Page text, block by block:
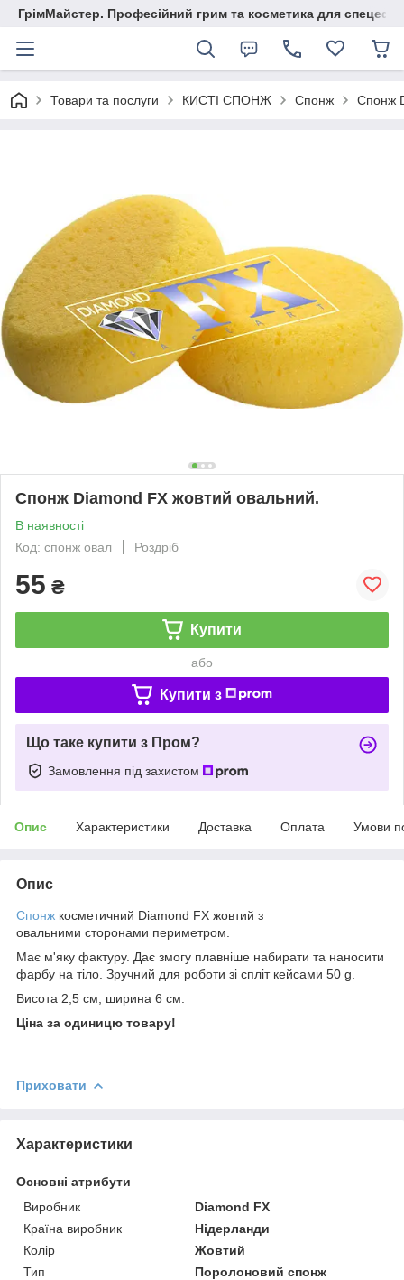
ГрімМайстер. Професійний грим та косметика для
Товари та послуги КИСТІ СПОНЖ Спонж Спонж
Спонж Diamond FX жовтий овальний.
В наявності
Код: спонж овал
Роздріб
55 ₴
Купити
або
Купити з
Що таке купити з Пром?
Замовлення під захистом
Опис Характеристики Доставка Оплата Умови
Опис
Спонж косметичний Diamond FX жовтий з
овальними сторонами периметром.
Має м'яку фактуру. Дає змогу плавніше набирати та наносити
фарбу на тіло. Зручний для роботи зі спліт кейсами 50 g.
Висота 2,5 см, ширина 6 см.
Ціна за одиницю товару!
Приховати
Характеристики
Основні атрибути
Виробник
Diamond FХ
Країна виробник
Нідерланди
Колір
Жовтий
Тип
Поролоновий спонж